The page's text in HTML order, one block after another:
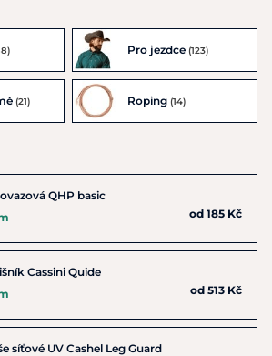
Pro jezdce (123)
(21) Roping (14)
QHP basic
od 185 Kč
Cassini Quide
od 513 Kč
síťové UV Cashel Leg Guard